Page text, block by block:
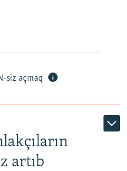
siz açmaq
artıb